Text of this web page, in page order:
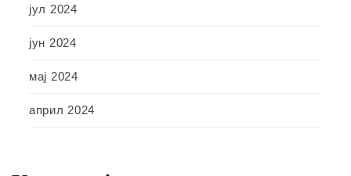
јул 2024
јун 2024
мај 2024
април 2024